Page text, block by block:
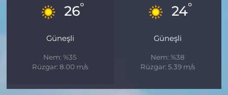
26°
Güneşli
Nem: %35
Rüzgar: 8.00 m/s
24°
Güneşli
Nem: %38
Rüzgar: 5.39 m/s